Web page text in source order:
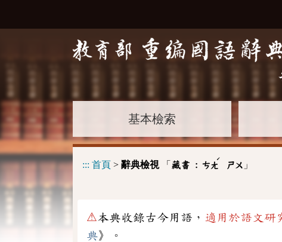
基本檢索
::: 首頁 > 辭典檢視「 藏書 : ㄘㄤ
ˊ
ㄕㄨ 」
⚠本典收錄古今用語， 適用於語文研
典》。